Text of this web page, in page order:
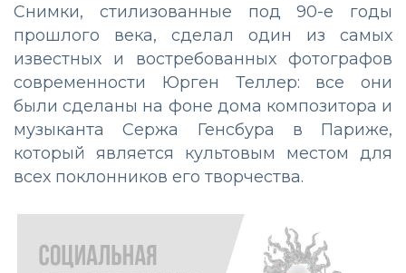
Снимки, стилизованные под 90-е годы
прошлого века, сделал один из самых
известных и востребованных фотографов
современности Юрген Теллер: все они
были сделаны на фоне дома композитора и
музыканта Сержа Генсбура в Париже,
который является культовым местом для
всех поклонников его творчества.